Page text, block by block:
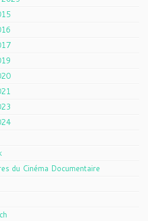
du Cinéma Documentaire